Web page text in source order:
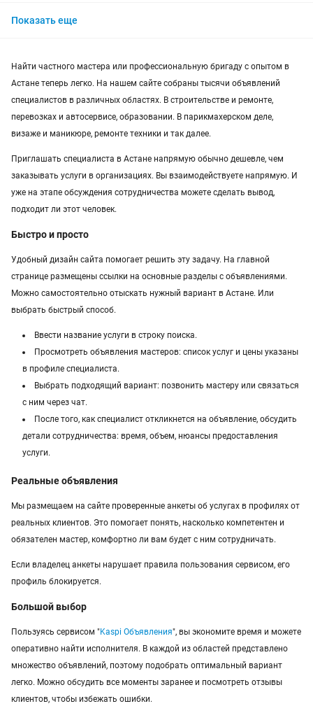
манипулятор
Услуги в Актобе
Услуги в Таразе
Услуги в Уральске
Услуги в Казахстане
Показать еще
Найти частного мастера или профессиональную бригаду с опытом в
Астане теперь легко. На нашем сайте собраны тысячи объявлений
специалистов в различных областях. В строительстве и ремонте,
перевозках и автосервисе, образовании. В парикмахерском деле,
визаже и маникюре, ремонте техники и так далее.
Приглашать специалиста в Астане напрямую обычно дешевле, чем
заказывать услуги в организациях. Вы взаимодействуете напрямую. И
уже на этапе обсуждения сотрудничества можете сделать вывод,
подходит ли этот человек.
Быстро и просто
Удобный дизайн сайта помогает решить эту задачу. На главной
странице размещены ссылки на основные разделы с объявлениями.
Можно самостоятельно отыскать нужный вариант в Астане. Или
выбрать быстрый способ.
Ввести название услуги в строку поиска.
Просмотреть объявления мастеров: список услуг и цены указаны
в профиле специалиста.
Выбрать подходящий вариант: позвонить мастеру или связаться
с ним через чат.
После того, как специалист откликнется на объявление, обсудить
детали сотрудничества: время, объем, нюансы предоставления
услуги.
Реальные объявления
Мы размещаем на сайте проверенные анкеты об услугах в профилях от
реальных клиентов. Это помогает понять, насколько компетентен и
обязателен мастер, комфортно ли вам будет с ним сотрудничать.
Если владелец анкеты нарушает правила пользования сервисом, его
профиль блокируется.
Большой выбор
Пользуясь сервисом "Kaspi Объявления", вы экономите время и можете
оперативно найти исполнителя. В каждой из областей представлено
множество объявлений, поэтому подобрать оптимальный вариант
легко. Можно обсудить все моменты заранее и посмотреть отзывы
клиентов, чтобы избежать ошибки.